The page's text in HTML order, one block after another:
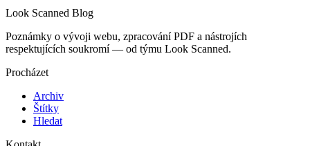
Look Scanned Blog
Poznámky o vývoji webu, zpracování PDF a nástrojích
respektujících soukromí — od týmu Look Scanned.
Procházet
Archiv
Štítky
Hledat